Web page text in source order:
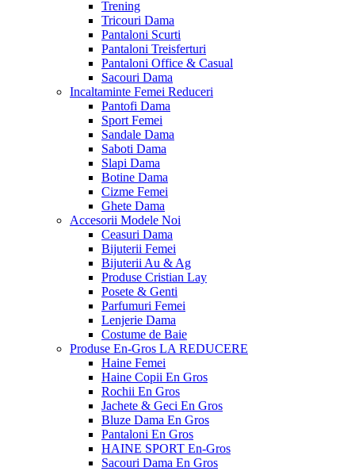
Trening
Tricouri Dama
Pantaloni Scurti
Pantaloni Treisferturi
Pantaloni Office & Casual
Sacouri Dama
Incaltaminte Femei Reduceri
Pantofi Dama
Sport Femei
Sandale Dama
Saboti Dama
Slapi Dama
Botine Dama
Cizme Femei
Ghete Dama
Accesorii Modele Noi
Ceasuri Dama
Bijuterii Femei
Bijuterii Au & Ag
Produse Cristian Lay
Posete & Genti
Parfumuri Femei
Lenjerie Dama
Costume de Baie
Produse En-Gros LA REDUCERE
Haine Femei
Haine Copii En Gros
Rochii En Gros
Jachete & Geci En Gros
Bluze Dama En Gros
Pantaloni En Gros
HAINE SPORT En-Gros
Sacouri Dama En Gros